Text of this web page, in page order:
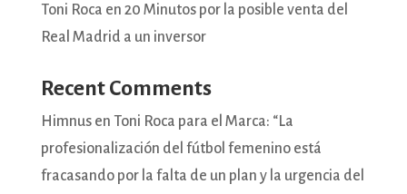
Toni Roca en 20 Minutos por la posible venta del
Real Madrid a un inversor
Recent Comments
Himnusen Toni Roca para el Marca: “La
profesionalización del fútbol femenino está
fracasando por la falta de un plan y la urgencia del